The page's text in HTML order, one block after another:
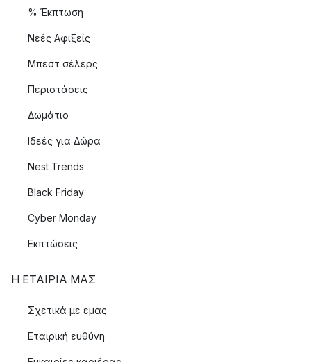
% Έκπτωση
Νεές Αφιξείς
Μπεστ σέλερς
Περιστάσεις
Δωμάτιο
Ιδεές για Δώρα
Nest Trends
Black Friday
Cyber Monday
Εκπτώσεις
Η ΕΤΑΊΡΙΑ ΜΑΣ
Σχετικά με εμας
Εταιρική ευθύνη